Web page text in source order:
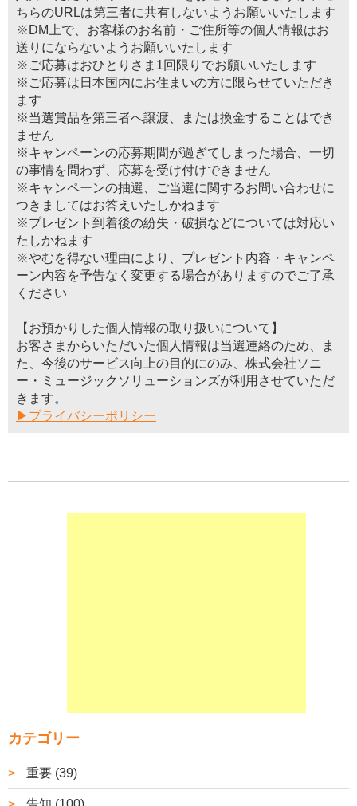
ちらのURLは第三者に共有しないようお願いいたします
※DM上で、お客様のお名前・ご住所等の個人情報はお
送りにならないようお願いいたします
※ご応募はおひとりさま1回限りでお願いいたします
※ご応募は日本国内にお住まいの方に限らせていただき
ます
※当選賞品を第三者へ譲渡、または換金することはでき
ません
※キャンペーンの応募期間が過ぎてしまった場合、一切
の事情を問わず、応募を受け付けできません
※キャンペーンの抽選、ご当選に関するお問い合わせに
つきましてはお答えいたしかねます
※プレゼント到着後の紛失・破損などについては対応い
たしかねます
※やむを得ない理由により、プレゼント内容・キャンペ
ーン内容を予告なく変更する場合がありますのでご了承
ください
【お預かりした個人情報の取り扱いについて】
お客さまからいただいた個人情報は当選連絡のため、ま
た、今後のサービス向上の目的にのみ、株式会社ソニ
ー・ミュージックソリューションズが利用させていただ
きます。
▶プライバシーポリシー
カテゴリー
重要 (39)